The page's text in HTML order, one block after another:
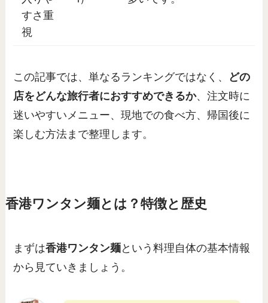
すさ重
視
この記事では、単なるランキングではなく、
どの
店をどんな旅行者におすすめできるか、注文時に
迷いやすいメニュー、現地での食べ方、帰国後に
楽しむ方法まで整理します。
香港ワンタン麺とは？特徴と歴史
まずは香港ワンタン麺という料理自体の基本情報
から見ていきましょう。